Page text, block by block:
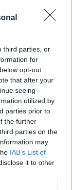
third parties, or
for
opt-out
that after your
seeing
utilized by
parties prior to
the further
parties on the
may
IAB’s List of
it to other
millió
(Világfalu,
(Aréna
120
ki, a
hazai és
aSelfie
40.